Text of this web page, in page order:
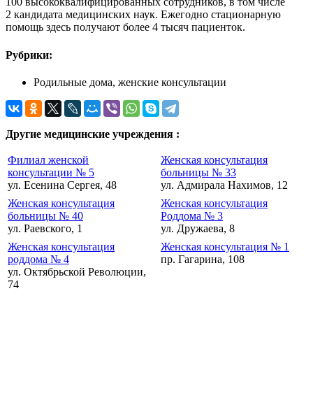
2 кандидата медицинских наук. Ежегодно стационарную
помощь здесь получают более 4 тысяч пациенток.
Рубрики:
Родильные дома, женские консультации
Другие медицинские учреждения :
Филиал женской
консультации № 5
ул. Есенина Сергея, 48
Женская консультация
больницы № 33
ул. Адмирала Нахимов, 12
Женская консультация
больницы № 40
ул. Раевского, 1
Женская консультация
Роддома № 3
ул. Дружаева, 8
Женская консультация
роддома № 4
ул. Октябрьской Революции,
74
Женская консультация № 1
пр. Гагарина, 108